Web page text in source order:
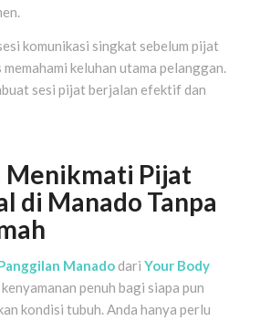
komunikasi singkat sebelum pijat
keluhan utama pelanggan.
sesi pijat berjalan efektif dan
Menikmati Pijat
di Manado Tanpa
Manadodari Your Body
penuh bagi siapa pun
kondisi tubuh. Anda hanya perlu